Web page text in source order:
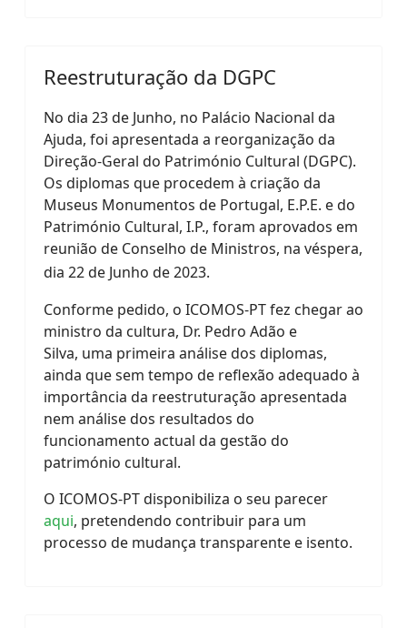
Reestruturação da DGPC
No dia 23 de Junho, no Palácio Nacional da
Ajuda, foi apresentada a reorganização da
Direção-Geral do Património Cultural (DGPC).
Os diplomas que procedem à criação da
Museus Monumentos de Portugal, E.P.E. e do
Património Cultural, I.P., foram aprovados em
reunião de Conselho de Ministros, na véspera,
dia 22 de Junho de 2023.
Conforme pedido, o ICOMOS-PT fez chegar ao
ministro da cultura, Dr. Pedro Adão e
Silva, uma primeira análise dos diplomas,
ainda que sem tempo de reflexão adequado à
importância da reestruturação apresentada
nem análise dos resultados do
funcionamento actual da gestão do
património cultural.
O ICOMOS-PT disponibiliza o seu parecer
aqui, pretendendo contribuir para um
processo de mudança transparente e isento.